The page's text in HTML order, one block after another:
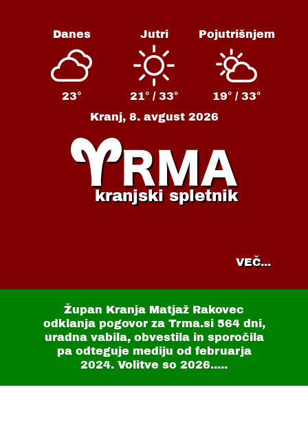
Danes
23°
Jutri
21° / 33°
Pojutrišnjem
19° / 33°
Kranj, 8. avgust 2026
kranjski spletnik
VEČ...
Župan Kranja Matjaž Rakovec
odklanja pogovor za Trma.si 564 dni,
uradna vabila, obvestila in sporočila
pa odteguje mediju od februarja
2024. Volitve so 2026.....